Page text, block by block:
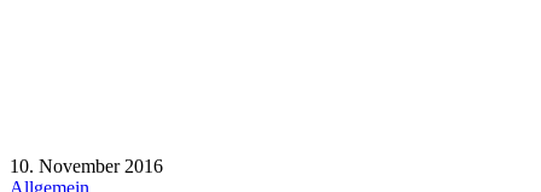
10. November 2016